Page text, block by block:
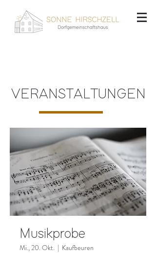
Musikprobe
Mi., 20. Okt.
  |
Kaufbeuren
VERANSTALTUNGEN